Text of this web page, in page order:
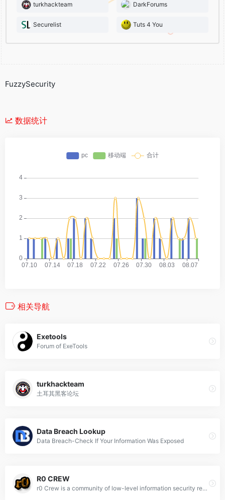
turkhackteam DarkForums
Securelist Tuts 4 You
FuzzySecurity
数据统计
相关导航
Exetools
Forum of ExeTools
turkhackteam
土耳其黑客论坛
Data Breach Lookup
Data Breach-Check If Your Information Was Exposed
R0 CREW
r0 Crew is a community of low-level information security researchers.